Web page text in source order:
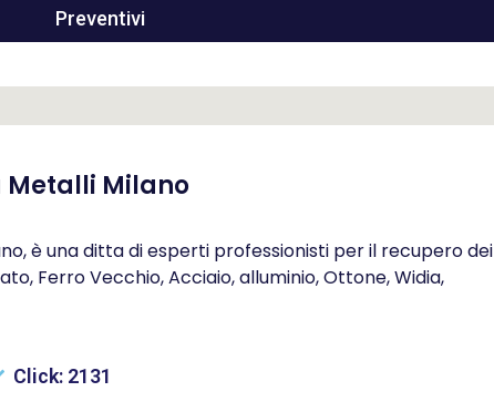
Preventivi
Metalli Milano
è una ditta di esperti professionisti per il recupero dei
Ferro Vecchio, Acciaio, alluminio, Ottone, Widia,
Click: 2131